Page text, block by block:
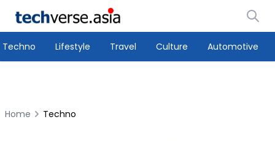
Techno Lifestyle Travel Culture Automotive
Home Techno